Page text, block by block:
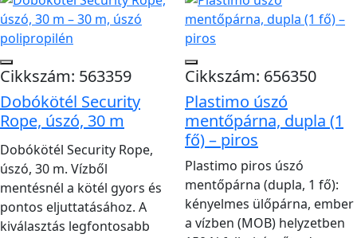
Cikkszám: 563359
Dobókötél Security
Rope, úszó, 30 m
Dobókötél Security Rope,
úszó, 30 m. Vízből
mentésnél a kötél gyors és
pontos eljuttatásához. A
kiválasztás legfontosabb
Cikkszám: 656350
Plastimo úszó
mentőpárna, dupla (1
fő) – piros
Plastimo piros úszó
mentőpárna (dupla, 1 fő):
kényelmes ülőpárna, ember
a vízben (MOB) helyzetben